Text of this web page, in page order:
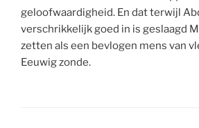
geloofwaardigheid. En dat terwijl
verschrikkelijk goed in is geslaagd
zetten als een bevlogen mens van
Eeuwig zonde.